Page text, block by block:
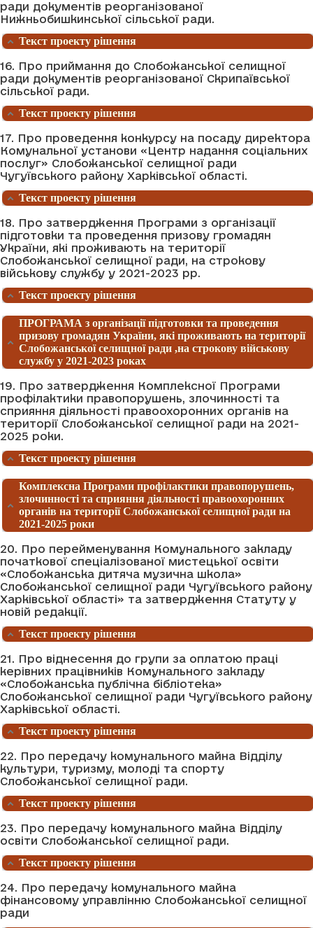
ради документів реорганізованої
Нижньобишкинської сільської ради.
Текст проекту рішення
16. Про приймання до Слобожанської селищної
ради документів реорганізованої Скрипаївської
сільської ради.
Текст проекту рішення
17. Про проведення конкурсу на посаду директора
Комунальної установи «Центр надання соціальних
послуг» Слобожанської селищної ради
Чугуївського району Харківської області.
Текст проекту рішення
18. Про затвердження Програми з організації
підготовки та проведення призову громадян
України, які проживають на території
Слобожанської селищної ради, на строкову
військову службу у 2021-2023 рр.
Текст проекту рішення
ПРОГРАМА з організації підготовки та проведення
призову громадян України, які проживають на території
Слобожанської селищної ради ,на строкову військову
службу у 2021-2023 роках
19. Про затвердження Комплексної Програми
профілактики правопорушень, злочинності та
сприяння діяльності правоохоронних органів на
території Слобожанської селищної ради на 2021-
2025 роки.
Текст проекту рішення
Комплексна Програми профілактики правопорушень,
злочинності та сприяння діяльності правоохоронних
органів на території Слобожанської селищної ради на
2021-2025 роки
20. Про перейменування Комунального закладу
початкової спеціалізованої мистецької освіти
«Слобожанська дитяча музична школа»
Слобожанської селищної ради Чугуївського району
Харківської області» та затвердження Статуту у
новій редакції.
Текст проекту рішення
21. Про віднесення до групи за оплатою праці
керівних працівників Комунального закладу
«Слобожанська публічна бібліотека»
Слобожанської селищної ради Чугуївського району
Харківської області.
Текст проекту рішення
22. Про передачу комунального майна Відділу
культури, туризму, молоді та спорту
Слобожанської селищної ради.
Текст проекту рішення
23. Про передачу комунального майна Відділу
освіти Слобожанської селищної ради.
Текст проекту рішення
24. Про передачу комунального майна
фінансовому управлінню Слобожанської селищної
ради